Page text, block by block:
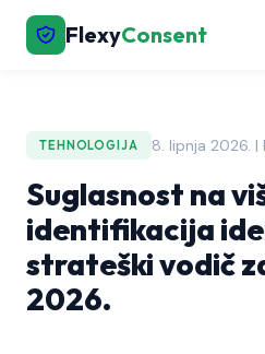
FlexyConsent
TEHNOLOGIJA 8. lipnja 2026. |
Suglasnost na
identifikacija
strateški vodič
2026.